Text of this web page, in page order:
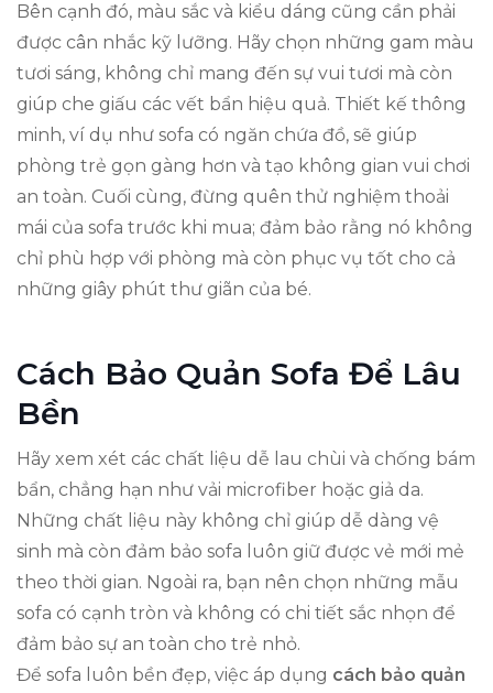
Bên cạnh đó, màu sắc và kiểu dáng cũng cần phải
được cân nhắc kỹ lưỡng. Hãy chọn những gam màu
tươi sáng, không chỉ mang đến sự vui tươi mà còn
giúp che giấu các vết bẩn hiệu quả. Thiết kế thông
minh, ví dụ như sofa có ngăn chứa đồ, sẽ giúp
phòng trẻ gọn gàng hơn và tạo không gian vui chơi
an toàn. Cuối cùng, đừng quên thử nghiệm thoải
mái của sofa trước khi mua; đảm bảo rằng nó không
chỉ phù hợp với phòng mà còn phục vụ tốt cho cả
những giây phút thư giãn của bé.
Cách Bảo Quản Sofa Để Lâu
Bền
Hãy xem xét các chất liệu dễ lau chùi và chống bám
bẩn, chẳng hạn như vải microfiber hoặc giả da.
Những chất liệu này không chỉ giúp dễ dàng vệ
sinh mà còn đảm bảo sofa luôn giữ được vẻ mới mẻ
theo thời gian. Ngoài ra, bạn nên chọn những mẫu
sofa có cạnh tròn và không có chi tiết sắc nhọn để
đảm bảo sự an toàn cho trẻ nhỏ.
Để sofa luôn bền đẹp, việc áp dụng cách bảo quản